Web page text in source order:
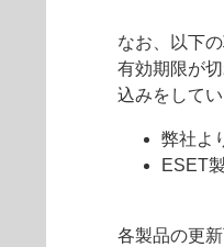
なお、以下
有効期限が
込みをして
弊社よ
ESET
各製品の更